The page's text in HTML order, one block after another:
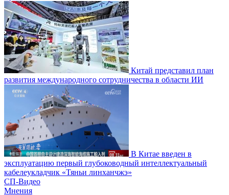
Китай представил план
развития международного сотрудничества в области ИИ
В Китае введен в
эксплуатацию первый глубоководный интеллектуальный
кабелеукладчик «Тяньи линханчжэ»
СП-Видео
Мнения